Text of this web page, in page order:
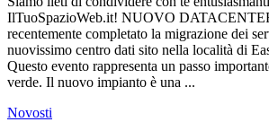
IlTuoSpazioWeb.it! NUOVO
recentemente completato la migrazione dei
nuovissimo centro dati sito nella località di
Questo evento rappresenta un passo
verde. Il nuovo impianto è una ...
Novosti